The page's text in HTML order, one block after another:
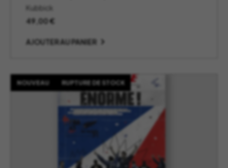
Kubbick
49,00€
AJOUTER AU PANIER
NOUVEAU RUPTURE DE STOCK